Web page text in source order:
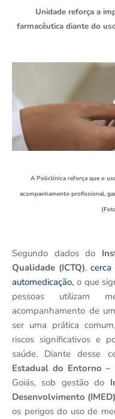
Unidade reforça a
farmacêutica diante do
A Policlínica reforça que o
acompanhamento profissional,
Segundo dados do
Qualidade (ICTQ),
automedicação, o que
pessoas utilizam
acompanhamento de
ser uma prática
riscos significativos e
saúde. Diante desse
Estadual do Entorno –
Goiás, sob gestão do
Desenvolvimento (IMED)
os perigos do uso de